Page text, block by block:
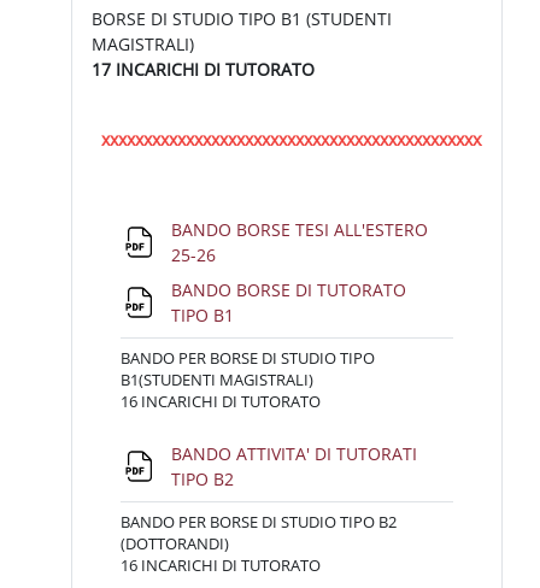
BORSE DI STUDIO TIPO B1 (STUDENTI
MAGISTRALI)
17 INCARICHI DI TUTORATO
BANDO BORSE TESI ALL'ESTERO
25-26
BANDO BORSE DI TUTORATO
TIPO B1
BANDO PER BORSE DI STUDIO TIPO
B1(STUDENTI MAGISTRALI)
16 INCARICHI DI TUTORATO
BANDO ATTIVITA' DI TUTORATI
TIPO B2
BANDO PER BORSE DI STUDIO TIPO B2
(DOTTORANDI)
16 INCARICHI DI TUTORATO